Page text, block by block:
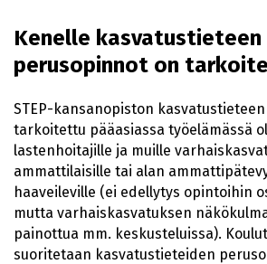
Kenelle kasvatustieteen
perusopinnot on
STEP-kansanopiston
tarkoitettu pääasiassa työelämässä
lastenhoitajille ja muille
ammattilaisille tai alan
haaveileville (ei edellytys opintoihin
mutta varhaiskasvatuksen
painottua mm. keskusteluissa).
suoritetaan kasvatustieteiden